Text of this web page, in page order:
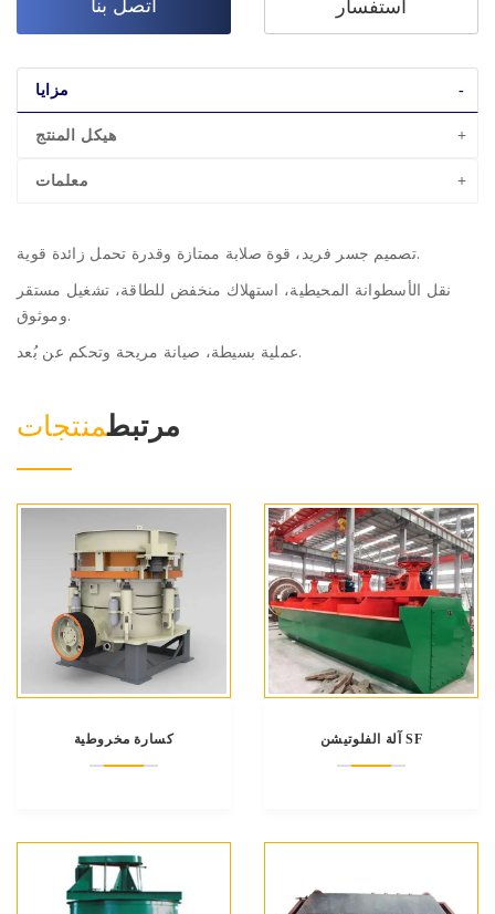
اتصل بنا استفسار
مزايا
هيكل المنتج
معلمات
تصميم جسر فريد، قوة صلابة ممتازة وقدرة تحمل زائدة قوية.
نقل الأسطوانة المحيطية، استهلاك منخفض للطاقة، تشغيل مستقر
وموثوق.
عملية بسيطة، صيانة مريحة وتحكم عن بُعد.
مرتبطمنتجات
كسارة مخروطية آلة الفلوتيشن SF